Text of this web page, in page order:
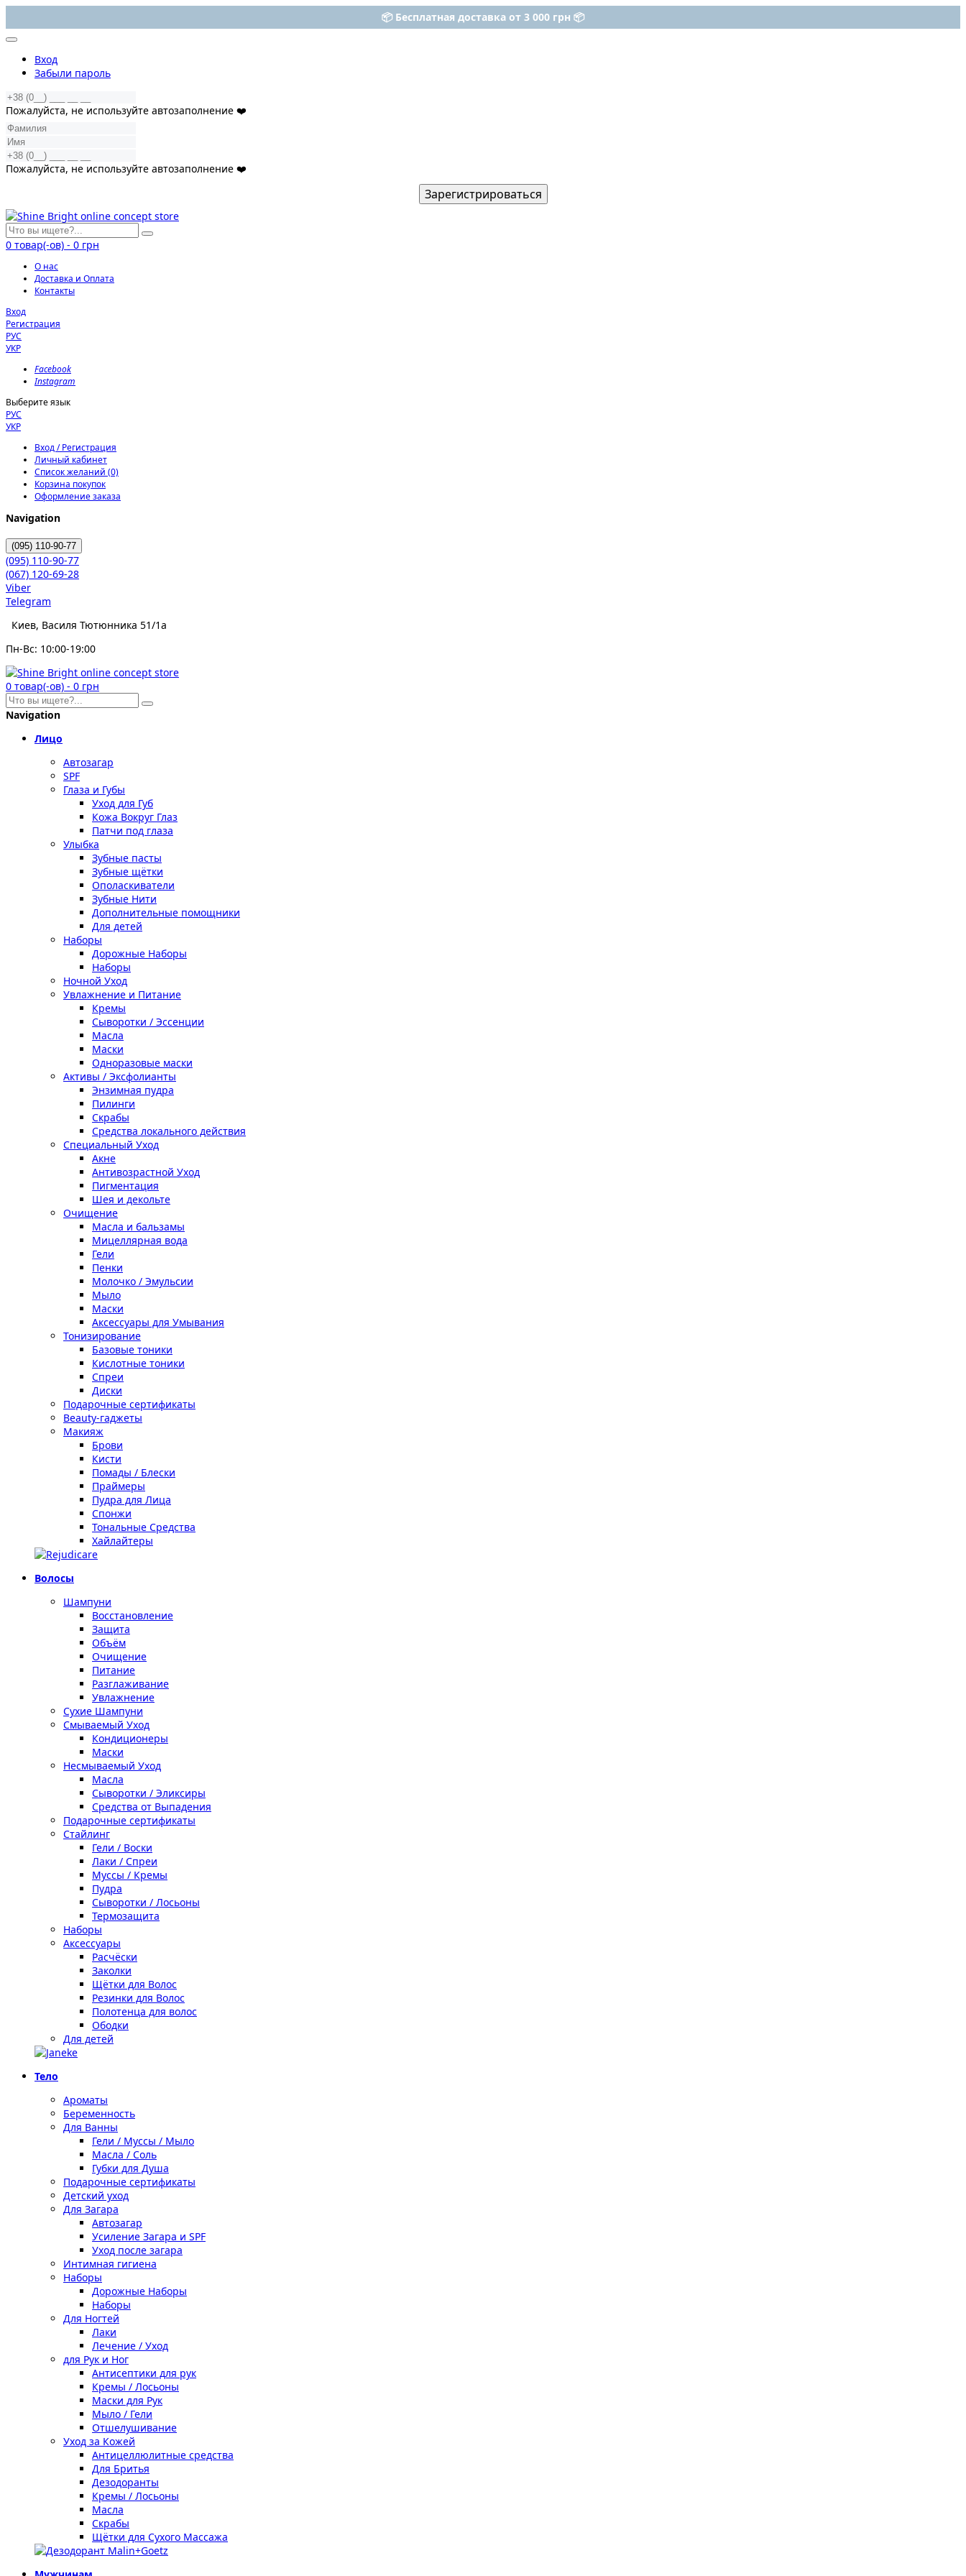
📦 Бесплатная доставка от 3 000 грн 📦
Вход
Забыли пароль
Пожалуйста, не используйте автозаполнение ❤️
Пожалуйста, не используйте автозаполнение ❤️
Зарегистрироваться
0 товар(-ов) - 0 грн
О нас
Доставка и Оплата
Контакты
Вход
Регистрация
РУС
УКР
Facebook
Instagram
Выберите язык
РУС
УКР
Вход / Регистрация
Личный кабинет
Список желаний (0)
Корзина покупок
Оформление заказа
Navigation
(095) 110-90-77
(095) 110-90-77
(067) 120-69-28
Viber
Telegram
Киев, Василя Тютюнника 51/1а
Пн-Вс: 10:00-19:00
0 товар(-ов) - 0 грн
Navigation
Лицо
Автозагар
SPF
Глаза и Губы
Уход для Губ
Кожа Вокруг Глаз
Патчи под глаза
Улыбка
Зубные пасты
Зубные щётки
Ополаскиватели
Зубные Нити
Дополнительные помощники
Для детей
Наборы
Дорожные Наборы
Наборы
Ночной Уход
Увлажнение и Питание
Кремы
Сыворотки / Эссенции
Масла
Маски
Одноразовые маски
Активы / Эксфолианты
Энзимная пудра
Пилинги
Скрабы
Средства локального действия
Специальный Уход
Акне
Антивозрастной Уход
Пигментация
Шея и декольте
Очищение
Масла и бальзамы
Мицеллярная вода
Гели
Пенки
Молочко / Эмульсии
Мыло
Маски
Аксессуары для Умывания
Тонизирование
Базовые тоники
Кислотные тоники
Спреи
Диски
Подарочные сертификаты
Beauty-гаджеты
Макияж
Брови
Кисти
Помады / Блески
Праймеры
Пудра для Лица
Спонжи
Тональные Средства
Хайлайтеры
Волосы
Шампуни
Восстановление
Защита
Объём
Очищение
Питание
Разглаживание
Увлажнение
Сухие Шампуни
Смываемый Уход
Кондиционеры
Маски
Несмываемый Уход
Масла
Сыворотки / Эликсиры
Средства от Выпадения
Подарочные сертификаты
Стайлинг
Гели / Воски
Лаки / Спреи
Муссы / Кремы
Пудра
Сыворотки / Лосьоны
Термозащита
Наборы
Аксессуары
Расчёски
Заколки
Щётки для Волос
Резинки для Волос
Полотенца для волос
Ободки
Для детей
Тело
Ароматы
Беременность
Для Ванны
Гели / Муссы / Мыло
Масла / Соль
Губки для Душа
Подарочные сертификаты
Детский уход
Для Загара
Автозагар
Усиление Загара и SPF
Уход после загара
Интимная гигиена
Наборы
Дорожные Наборы
Наборы
Для Ногтей
Лаки
Лечение / Уход
для Рук и Ног
Антисептики для рук
Кремы / Лосьоны
Маски для Рук
Мыло / Гели
Отшелушивание
Уход за Кожей
Антицеллюлитные средства
Для Бритья
Дезодоранты
Кремы / Лосьоны
Масла
Скрабы
Щётки для Сухого Массажа